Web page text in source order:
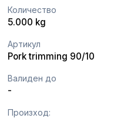
Количество
5.000 kg
Артикул
Pork trimming 90/10
Валиден до
-
Произход: